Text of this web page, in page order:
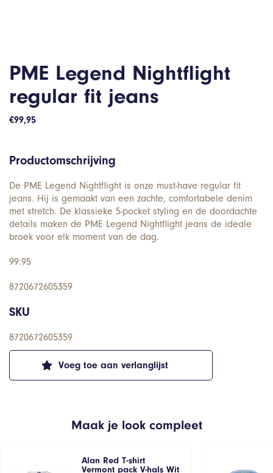
PME Legend Nightflight
regular fit jeans
€99,95
Voeg toe aan verlanglijst
Productomschrijving
De PME Legend Nightflight is onze must-have regular fit
jeans. Hij is gemaakt van een zachte, comfortabele denim
met stretch. De klassieke 5-pocket styling en de doordachte
details maken de PME Legend Nightflight jeans de ideale
broek voor elk moment van de dag.
99.95
8720672605359
SKU
8720672605359
Maak je look compleet
Alan Red T-shirt
Vermont pack V-hals Wit